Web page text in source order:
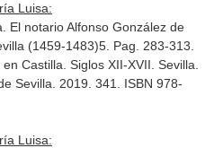
Luisa:
El notario Alfonso González de
(1459-1483)5. Pag. 283-313.
Castilla. Siglos XII-XVII . Sevilla.
Sevilla. 2019. 341. ISBN 978-
Luisa: